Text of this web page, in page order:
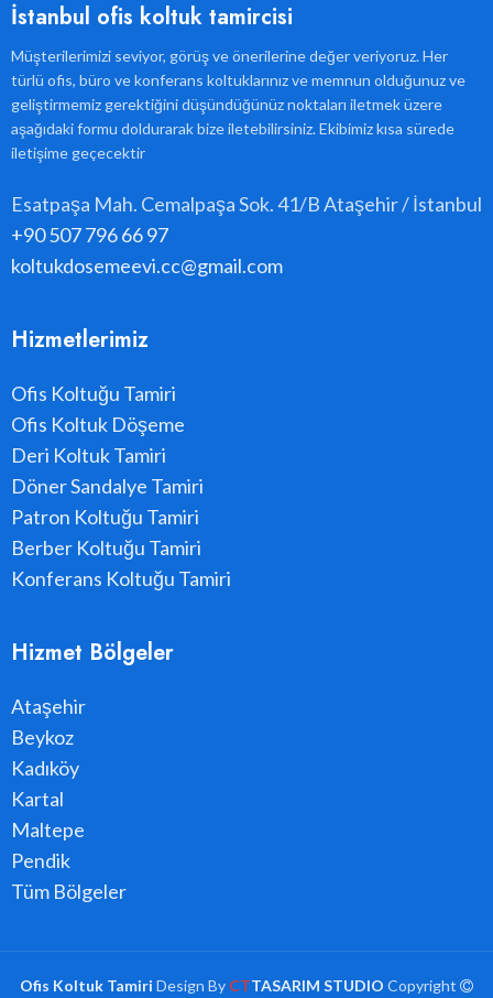
İstanbul ofis koltuk tamircisi
Müşterilerimizi seviyor, görüş ve önerilerine değer veriyoruz. Her
türlü ofis, büro ve konferans koltuklarınız ve memnun olduğunuz ve
geliştirmemiz gerektiğini düşündüğünüz noktaları iletmek üzere
aşağıdaki formu doldurarak bize iletebilirsiniz. Ekibimiz kısa sürede
iletişime geçecektir
Esatpaşa Mah. Cemalpaşa Sok. 41/B Ataşehir / İstanbul
+90 507 796 66 97
koltukdosemeevi.cc@gmail.com
Hizmetlerimiz
Ofis Koltuğu Tamiri
Ofis Koltuk Döşeme
Deri Koltuk Tamiri
Döner Sandalye Tamiri
Patron Koltuğu Tamiri
Berber Koltuğu Tamiri
Konferans Koltuğu Tamiri
Hizmet Bölgeler
Ataşehir
Beykoz
Kadıköy
Kartal
Maltepe
Pendik
Tüm Bölgeler
Ofis Koltuk Tamiri Design By CTTASARIM STUDIO Copyright